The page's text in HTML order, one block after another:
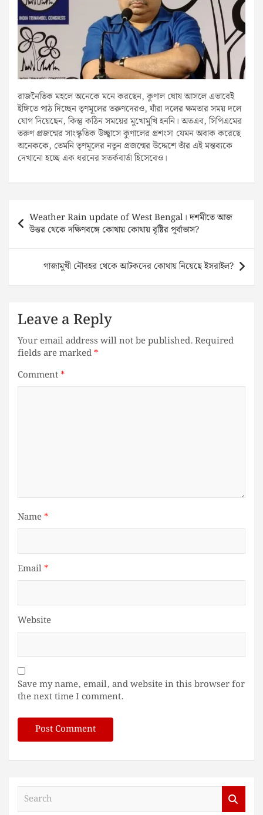
রাজনৈতিক মহলে অনেকে মনে করছেন, কুণাল ঘোষ আসলে এভাবেই
ইঙ্গিতে পাঠ দিচ্ছেন তৃণমূলের তরুণদেরও, যাঁরা দলের ক্ষমতার সময় দলে
যোগ দিয়েছেন, কিন্তু কঠিন সময়ের মুখোমুখি হননি। অতএব, সিপিএমের
তরুণ প্রজন্মের সাংস্কৃতিক উচ্ছ্বাসে কুণালের প্রশংসা যেমন অবাক করেছে
অনেককে, তেমনি তৃণমূলের নতুন প্রজন্মের উদ্দেশে তাঁর এই মন্তব্যকে
দেখানো হচ্ছে এক ধরনের সতর্কবার্তা হিসেবেও।
navigation
Weather Rain update of West Bengal। দশমীতে আজ
উত্তর থেকে দক্ষিণবঙ্গে কোথায় কোথায় বৃষ্টির পূর্বাভাস?
গাজামুখী নৌবহর থেকে আটকদের কোথায় নিয়েছে ইসরাইল?
Leave a Reply
Your email address will not be published.Required
fields are marked*
Comment*
Name*
Email*
Website
Save my name, email, and website in this browser for
the next time I comment.